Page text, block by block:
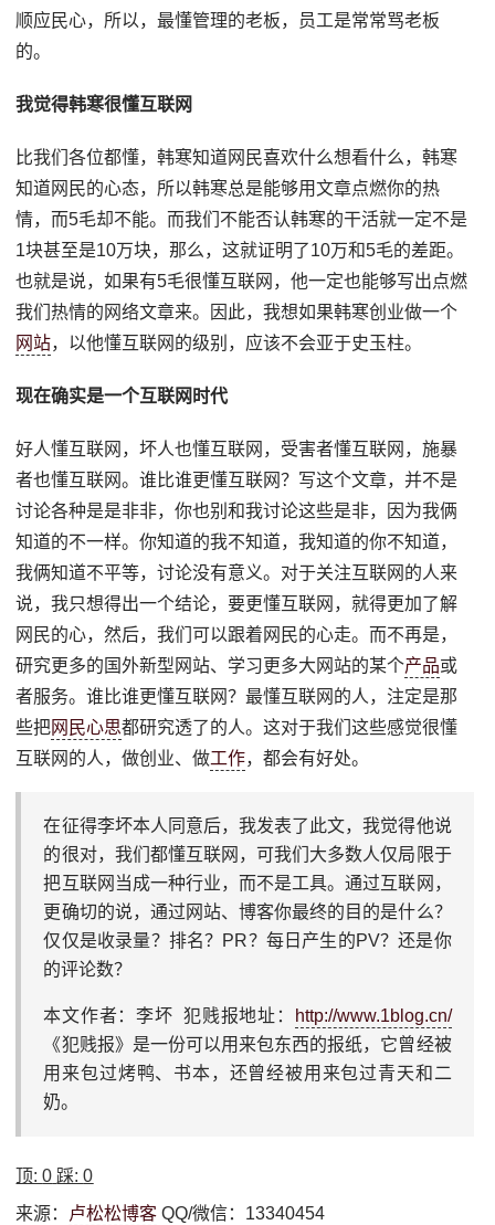
顺应民心，所以，最懂管理的老板，员工是常常骂老板
的。
我觉得韩寒很懂互联网
比我们各位都懂，韩寒知道网民喜欢什么想看什么，韩寒
知道网民的心态，所以韩寒总是能够用文章点燃你的热
情，而5毛却不能。而我们不能否认韩寒的干活就一定不是
1块甚至是10万块，那么，这就证明了10万和5毛的差距。
也就是说，如果有5毛很懂互联网，他一定也能够写出点燃
我们热情的网络文章来。因此，我想如果韩寒创业做一个
网站，以他懂互联网的级别，应该不会亚于史玉柱。
现在确实是一个互联网时代
好人懂互联网，坏人也懂互联网，受害者懂互联网，施暴
者也懂互联网。谁比谁更懂互联网？写这个文章，并不是
讨论各种是是非非，你也别和我讨论这些是非，因为我俩
知道的不一样。你知道的我不知道，我知道的你不知道，
我俩知道不平等，讨论没有意义。对于关注互联网的人来
说，我只想得出一个结论，要更懂互联网，就得更加了解
网民的心，然后，我们可以跟着网民的心走。而不再是，
研究更多的国外新型网站、学习更多大网站的某个产品或
者服务。谁比谁更懂互联网？最懂互联网的人，注定是那
些把网民心思都研究透了的人。这对于我们这些感觉很懂
互联网的人，做创业、做工作，都会有好处。
在征得李坏本人同意后，我发表了此文，我觉得他说
的很对，我们都懂互联网，可我们大多数人仅局限于
把互联网当成一种行业，而不是工具。通过互联网，
更确切的说，通过网站、博客你最终的目的是什么？
仅仅是收录量？排名？PR？每日产生的PV？还是你
的评论数？
本文作者：李坏 犯贱报地址：
http://www.1blog.cn/
《犯贱报》是一份可以用来包东西的报纸，它曾经被
用来包过烤鸭、书本，还曾经被用来包过青天和二
奶。
顶:0 踩:0
来源： 卢松松博客 QQ/微信：13340454